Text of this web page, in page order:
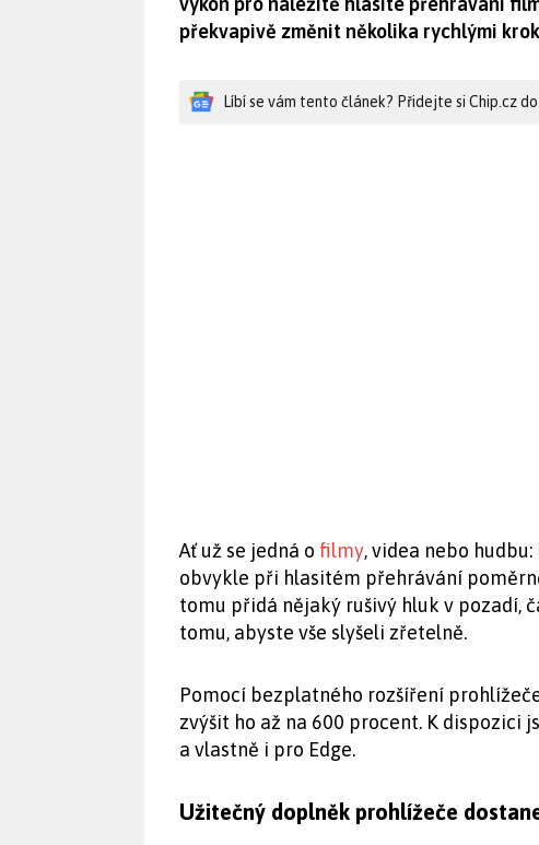
překvapivě změnit několika rychlými
Líbí se vám tento článek? Přidejte si Chip.cz
Ať už se jedná o filmy, videa nebo
obvykle při hlasitém přehrávání
tomu přidá nějaký rušivý hluk v pozadí,
tomu, abyste vše slyšeli zřetelně.
Pomocí bezplatného rozšíření
zvýšit ho až na 600 procent. K dispozici
a vlastně i pro Edge.
Užitečný doplněk prohlížeče